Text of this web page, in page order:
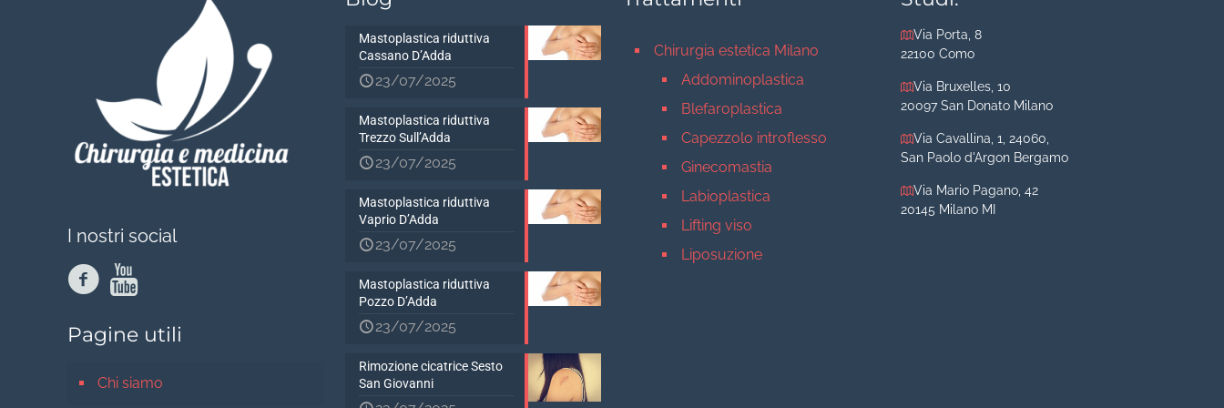
I nostri social
Pagine utili
Chi siamo
Mastoplastica riduttiva
Cassano D’Adda
23/07/2025
Mastoplastica riduttiva
Trezzo Sull’Adda
23/07/2025
Mastoplastica riduttiva
Vaprio D’Adda
23/07/2025
Mastoplastica riduttiva
Pozzo D’Adda
23/07/2025
Rimozione cicatrice Sesto
San Giovanni
Chirurgia estetica Milano
Addominoplastica
Blefaroplastica
Capezzolo introflesso
Ginecomastia
Labioplastica
Lifting viso
Liposuzione
Via Porta, 8
22100 Como
Via Bruxelles, 10
20097 San Donato Milano
Via Cavallina, 1, 24060,
San Paolo d'Argon Bergamo
Via Mario Pagano, 42
20145 Milano MI